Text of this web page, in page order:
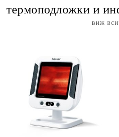
термоподложки и
виж